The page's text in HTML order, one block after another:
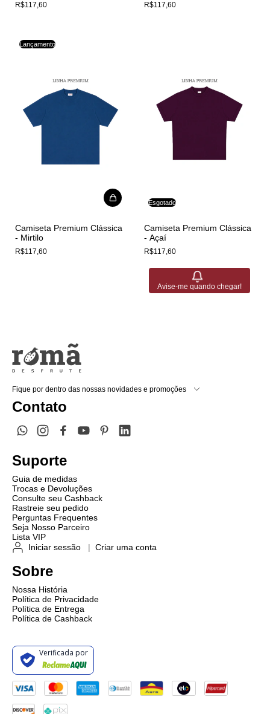
R$117,60 R$117,60
Lançamento
Camiseta Premium Clássica
- Mirtilo
R$117,60
Esgotado
Camiseta Premium Clássica
- Açaí
R$117,60
Avise-me quando chegar!
Fique por dentro das nossas novidades e promoções
Contato
Suporte
Guia de medidas
Trocas e Devoluções
Consulte seu Cashback
Rastreie seu pedido
Perguntas Frequentes
Seja Nosso Parceiro
Lista VIP
Iniciar sessão
| Criar uma conta
Sobre
Nossa História
Política de Privacidade
Política de Entrega
Política de Cashback
Verificada por